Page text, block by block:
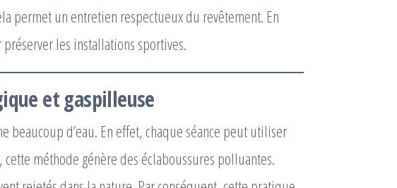
permet un entretien respectueux du revêtement. En
les installations sportives.
et gaspilleuse
beaucoup d’eau. En effet, chaque séance peut utiliser
méthode génère des éclaboussures polluantes.